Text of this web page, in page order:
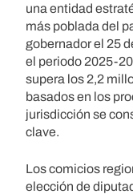
una entidad
más poblada del
gobernador el 25
el periodo 2025-
supera los 2,2
basados en los
jurisdicción se
clave.
Los comicios
elección de